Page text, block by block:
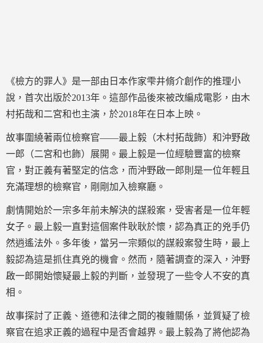
《檢方的罪人》是一部由日本作家雫井脩介創作的推理小
說，首次出版於2013年。這部作品後來被改編成電影，由木
村拓哉和二宮和也主演，於2018年在日本上映。
故事圍繞著兩位檢察官——最上毅（木村拓哉飾）和沖野啟
一郎（二宮和也飾）展開。最上毅是一位經驗豐富的檢察
官，對正義有著堅定的信念，而沖野啟一郎則是一位年輕且
充滿理想的檢察官，剛剛加入檢察廳。
劇情開始於一宗多年前未解決的謀殺案，受害者是一位年輕
女子。最上毅一直對這個案件耿耿於懷，認為真正的兇手仍
然逍遙法外。多年後，當另一宗類似的謀殺案發生時，最上
毅認為這是抓住真兇的機會。然而，隨著調查的深入，沖野
啟一郎開始懷疑最上毅的判斷，並發現了一些令人不安的真
相。
故事探討了正義、道德和法律之間的複雜關係，並質疑了檢
察官在追求正義的過程中是否會越界。最上毅為了將他認為